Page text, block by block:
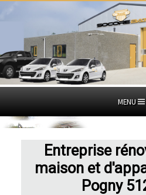
MENU
Entreprise
maison et
Pogny